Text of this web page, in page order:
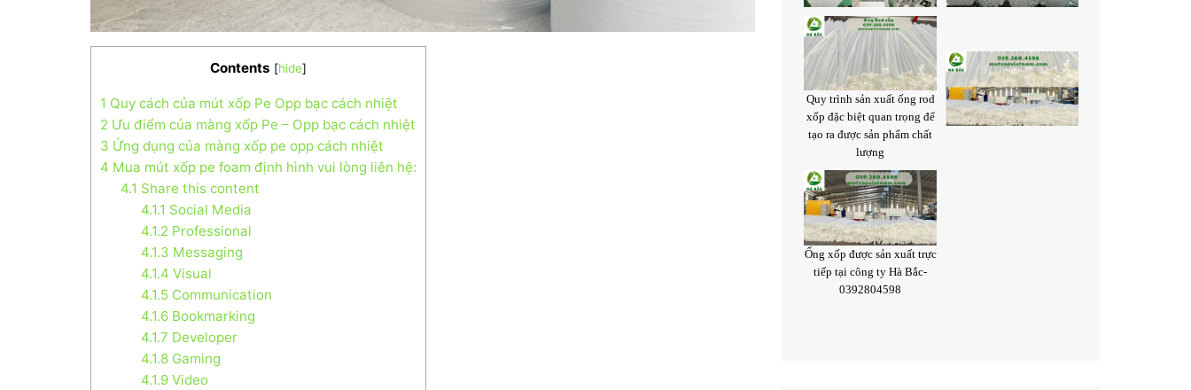
Contents [hide]
1 Quy cách của mút xốp Pe Opp bạc cách nhiệt
2 Ưu điểm của màng xốp Pe – Opp bạc cách nhiệt
3 Ứng dụng của màng xốp pe opp cách nhiệt
4 Mua mút xốp pe foam định hình vui lòng liên hệ:
4.1 Share this content
4.1.1 Social Media
4.1.2 Professional
4.1.3 Messaging
4.1.4 Visual
4.1.5Communication
4.1.6Bookmarking
4.1.7 Developer
4.1.8Gaming
4.1.9Video
Quy trình sản xuất ống rod
xốp đặc biệt quan trọng để
tạo ra được sản phẩm chất
lượng
Ống xốp được sản xuất trực
tiếp tại công ty Hà Bắc-
0392804598